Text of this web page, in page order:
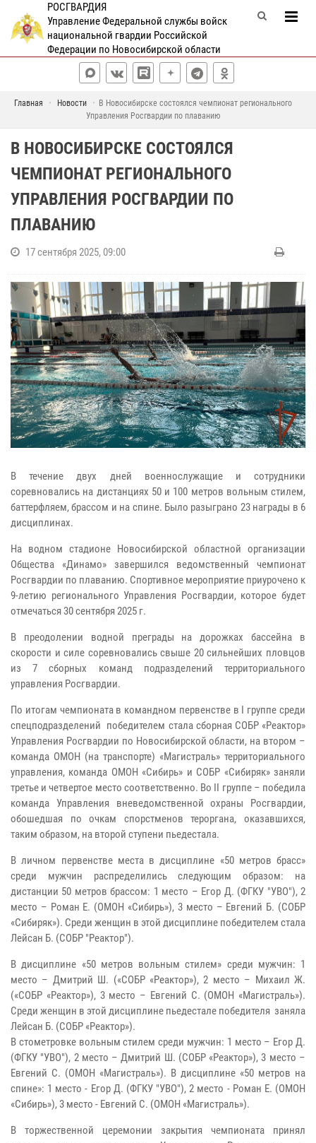
РОСГВАРДИЯ
Управление Федеральной службы войск
национальной гвардии Российской
Федерации по Новосибирской области
Главная Новости
В Новосибирске состоялся чемпионат регионального
Управления Росгвардии по плаванию
В НОВОСИБИРСКЕ СОСТОЯЛСЯ
ЧЕМПИОНАТ РЕГИОНАЛЬНОГО
УПРАВЛЕНИЯ РОСГВАРДИИ ПО
ПЛАВАНИЮ
17 сентября 2025, 09:00
В течение двух дней военнослужащие и сотрудники
соревновались на дистанциях 50 и 100 метров вольным стилем,
баттерфляем, брассом и на спине. Было разыграно 23 награды в 6
дисциплинах.
На водном стадионе Новосибирской областной организации
Общества «Динамо» завершился ведомственный чемпионат
Росгвардии по плаванию. Спортивное мероприятие приурочено к
9-летию регионального Управления Росгвардии, которое будет
отмечаться 30 сентября 2025 г.
В преодолении водной преграды на дорожках бассейна в
скорости и силе соревновались свыше 20 сильнейших пловцов
из 7 сборных команд подразделений территориального
управления Росгвардии.
По итогам чемпионата в командном первенстве в I группе среди
спецподразделений победителем стала сборная СОБР «Реактор»
Управления Росгвардии по Новосибирской области, на втором –
команда ОМОН (на транспорте) «Магистраль» территориального
управления, команда ОМОН «Сибирь» и СОБР «Сибиряк» заняли
третье и четвертое место соответственно. Во II группе – победила
команда Управления вневедомственной охраны Росгвардии,
обошедшая по очкам спорстменов тероргана, оказавшихся,
таким образом, на второй ступени пьедестала.
В личном первенстве места в дисциплине «50 метров брасс»
среди мужчин распределились следующим образом: на
дистанции 50 метров брассом: 1 место – Егор Д. (ФГКУ "УВО"), 2
место – Роман Е. (ОМОН «Сибирь»), 3 место – Евгений Б. (СОБР
«Сибиряк»). Среди женщин в этой дисциплине победителем стала
Лейсан Б. (СОБР "Реактор").
В дисциплине «50 метров вольным стилем» среди мужчин: 1
место – Дмитрий Ш. («СОБР «Реактор»), 2 место – Михаил Ж.
(«СОБР «Реактор»), 3 место – Евгений С. (ОМОН «Магистраль»).
Среди женщин в этой дисциплине пьедестале победителя заняла
Лейсан Б. (СОБР «Реактор»).
В стометровке вольным стилем среди мужчин: 1 место – Егор Д.
(ФГКУ "УВО"), 2 место – Дмитрий Ш. (СОБР «Реактор»), 3 место –
Евгений С. (ОМОН «Магистраль»). В дисциплине «50 метров на
спине»: 1 место - Егор Д. (ФГКУ "УВО"), 2 место - Роман Е. (ОМОН
«Сибирь»), 3 место - Евгений С. (ОМОН «Магистраль»).
В торжественной церемонии закрытия чемпионата принял